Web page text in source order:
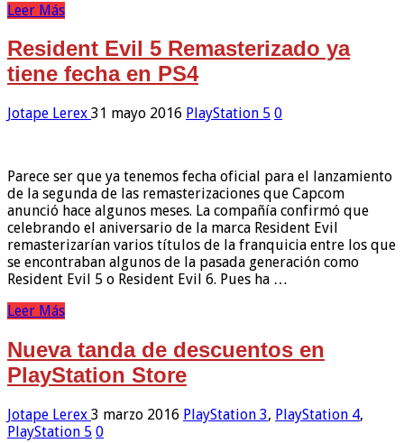
Leer Más
Resident Evil 5 Remasterizado ya
tiene fecha en PS4
Jotape Lerex 31 mayo 2016 PlayStation 5 0
Parece ser que ya tenemos fecha oficial para el lanzamiento
de la segunda de las remasterizaciones que Capcom
anunció hace algunos meses. La compañía confirmó que
celebrando el aniversario de la marca Resident Evil
remasterizarían varios títulos de la franquicia entre los que
se encontraban algunos de la pasada generación como
Resident Evil 5 o Resident Evil 6. Pues ha …
Leer Más
Nueva tanda de descuentos en
PlayStation Store
Jotape Lerex 3 marzo 2016 PlayStation 3, PlayStation 4,
PlayStation 5 0